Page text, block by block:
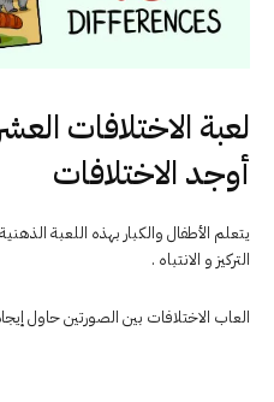
لعبة الاختلافات
أوجد الاختلافات
يتعلم الأطفال والكبار بهذه اللعبة
التركيز و الانتباه .
العاب الاختلافات بين الصورتين حاول